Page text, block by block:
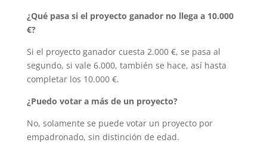
¿Qué pasa si el proyecto ganador no llega a 10.000
€?
Si el proyecto ganador cuesta 2.000 €, se pasa al
segundo, si vale 6.000, también se hace, así hasta
completar los 10.000 €.
¿Puedo votar a más de un proyecto?
No, solamente se puede votar un proyecto por
empadronado, sin distinción de edad.